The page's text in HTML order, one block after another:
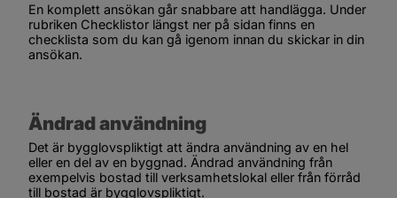
En komplett ansökan går snabbare att handlägga. Under
rubriken Checklistor längst ner på sidan finns en
checklista som du kan gå igenom innan du skickar in din
ansökan.
Ändrad användning
Det är bygglovspliktigt att ändra användning av en hel
eller en del av en byggnad. Ändrad användning från
exempelvis bostad till verksamhetslokal eller från förråd
till bostad är bygglovspliktigt.